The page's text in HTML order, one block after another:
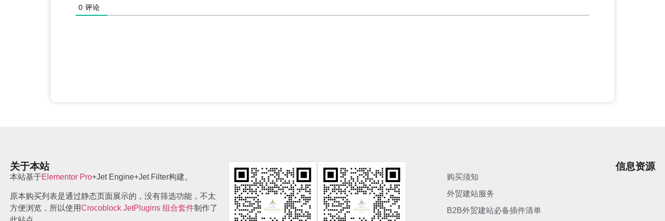
0 评论
关于本站
本站基于Elementor Pro+Jet Engine+Jet Filter构建。
原本购买列表是通过静态页面展示的，没有筛选功能，不太
方便浏览，所以使用Crocoblock JetPlugins 组合套件制作了
信息资源
购买须知
外贸建站服务
B2B外贸建站必备插件清单